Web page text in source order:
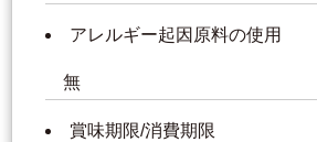
アレルギー起因原料の使用
無
賞味期限/消費期限